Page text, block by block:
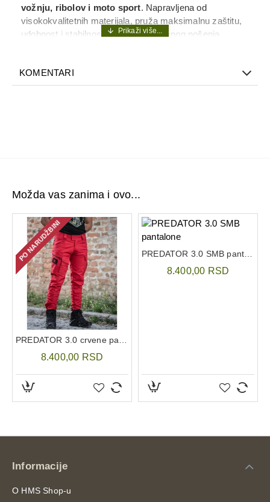
vožnju, ribolov i moto sport. Napravljena od
visokokvalitetnih materijala, pruža maksimalnu zaštitu,
udobnost i stabilnost tokom celodnevnog nošenja.
Savršen izbor za profesionalce i avanturiste koji
zahtevaju pouzdanu obuću bez kompromisa. Patika nije
stopala suvim, omogućava disanje i sprečava
Anatomski oblikovan đon:duplo punjen, sa preko
85% gume – pruža izvanrednu trakciju i stabilnost na
različitim podlogama, od asfalta do blata
Antibakterijski uložak:
osigurava higijenu i dodatnu
udobnost tokom dugotrajnog nošenja
KOMENTARI
Možda vas zanima i ovo...
PO NARUDŽBINI
PREDATOR 3.0 crvene pantalone
8.400,00 RSD
PREDATOR 3.0 SMB pantalone
8.400,00 RSD
Informacije
O HMS Shop-u